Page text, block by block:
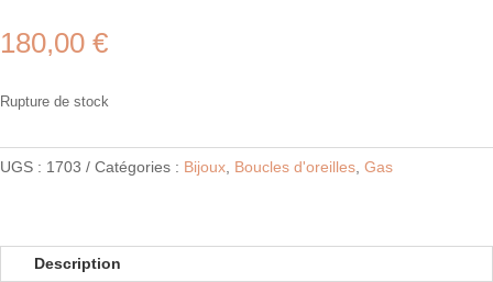
180,00 €
Rupture de stock
UGS : 1703 Catégories : Bijoux Boucles d'oreilles Gas
Description